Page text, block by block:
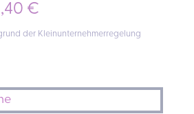
€
der Kleinunternehmerregelung